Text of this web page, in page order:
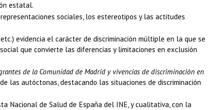
estatal.
sociales, los estereotipos y las actitudes
evidencia el carácter de discriminación múltiple en la que se
que convierte las diferencias y limitaciones en exclusión
de la Comunidad de Madrid y vivencias de discriminación en
las autóctonas, destacando las situaciones de discriminación
Nacional de Salud de España del INE, y cualitativa, con la